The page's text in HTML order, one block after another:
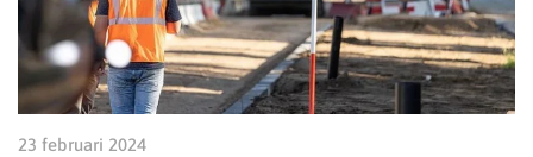
23 februari 2024